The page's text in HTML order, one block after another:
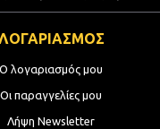
Ο λογαριασμός μου
Οι παραγγελίες μου
Λήψη Newsletter